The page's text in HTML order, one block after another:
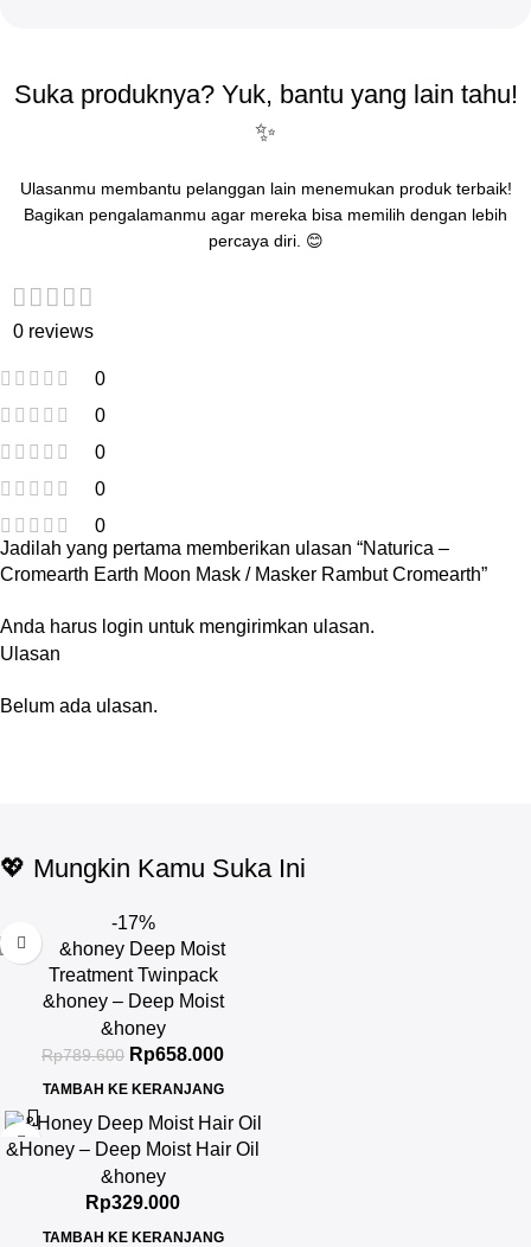
Suka produknya? Yuk, bantu yang lain tahu!
✨
Ulasanmu membantu pelanggan lain menemukan produk terbaik!
Bagikan pengalamanmu agar mereka bisa memilih dengan lebih
percaya diri. 😊
0 reviews
0
0
0
0
0
Ulasan
Belum ada ulasan.
Jadilah yang pertama memberikan ulasan “Naturica –
Cromearth Earth Moon Mask / Masker Rambut Cromearth”
Anda harus login untuk mengirimkan ulasan.
💖 Mungkin Kamu Suka Ini
-17%
&honey – Deep Moist
Treatment 445 g Twinpack
&honey
Rp789.600 Rp658.000
TAMBAH KE KERANJANG
&Honey – Deep Moist Hair Oil
3.0 100ml
&honey
Rp329.000
TAMBAH KE KERANJANG